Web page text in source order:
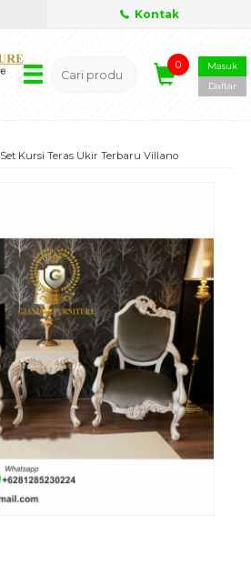
Kontak
0
Masuk
Daftar
Set Kursi Teras Ukir Terbaru Villano